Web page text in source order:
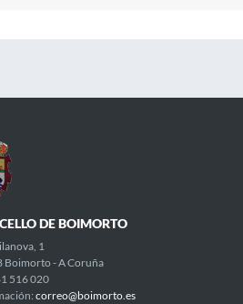
DE BOIMORTO
1
Boimorto - A Coruña
516 020
correo@boimorto.es